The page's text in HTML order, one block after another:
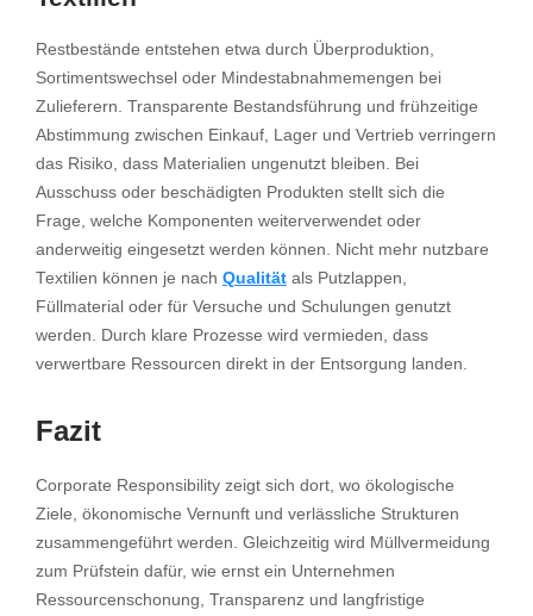
Restbestände entstehen etwa durch Überproduktion,
Sortimentswechsel oder Mindestabnahmemengen bei
Zulieferern. Transparente Bestandsführung und frühzeitige
Abstimmung zwischen Einkauf, Lager und Vertrieb verringern
das Risiko, dass Materialien ungenutzt bleiben. Bei
Ausschuss oder beschädigten Produkten stellt sich die
Frage, welche Komponenten weiterverwendet oder
anderweitig eingesetzt werden können. Nicht mehr nutzbare
Textilien können je nach Qualität als Putzlappen,
Füllmaterial oder für Versuche und Schulungen genutzt
werden. Durch klare Prozesse wird vermieden, dass
verwertbare Ressourcen direkt in der Entsorgung landen.
Fazit
Corporate Responsibility zeigt sich dort, wo ökologische
Ziele, ökonomische Vernunft und verlässliche Strukturen
zusammengeführt werden. Gleichzeitig wird Müllvermeidung
zum Prüfstein dafür, wie ernst ein Unternehmen
Ressourcenschonung, Transparenz und langfristige